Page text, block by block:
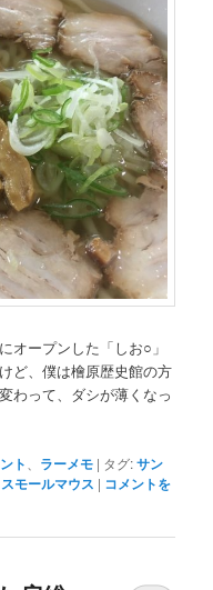
オープンした「しお○」
ど、僕は檜原歴史館の方
わって、ダシが薄くなっ
ト ラーメモ | タグ:サン
モールマウス | コメントを